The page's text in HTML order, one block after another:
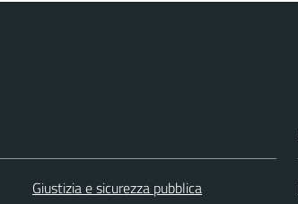
Giustizia e sicurezza pubblica